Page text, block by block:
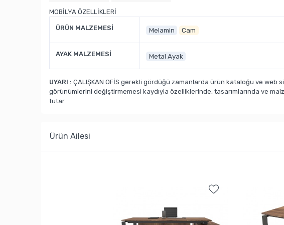
MOBİLYA ÖZELLİKLERİ
ÜRÜN MALZEMESİ Melamin Cam
AYAK MALZEMESİ Metal Ayak
UYARI : ÇALIŞKAN OFİS gerekli gördüğü zamanlarda ürün kataloğu ve web
görünümlerini değiştirmemesi kaydıyla özelliklerinde, tasarımlarında ve
tutar.
Ürün Ailesi